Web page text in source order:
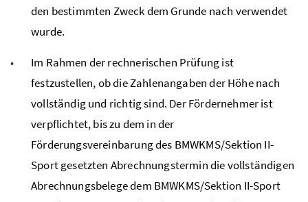
den bestimmten Zweck dem Grunde nach verwendet
wurde.
Im Rahmen der rechnerischen Prüfung ist
festzustellen, ob die Zahlenangaben der Höhe nach
vollständig und richtig sind. Der Fördernehmer ist
verpflichtet, bis zu dem in der
Förderungsvereinbarung des BMWKMS/Sektion II-
Sport gesetzten Abrechnungstermin die vollständigen
Abrechnungsbelege dem BMWKMS/Sektion II-Sport